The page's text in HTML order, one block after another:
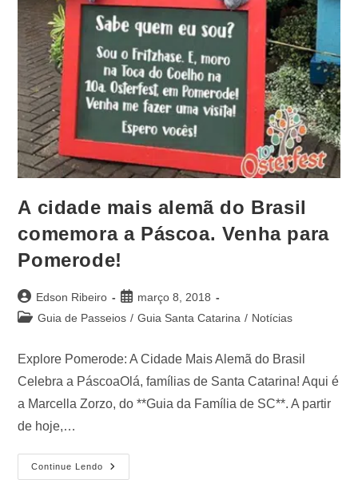
A cidade mais alemã do Brasil
comemora a Páscoa. Venha para
Pomerode!
Edson Ribeiro
março 8, 2018
Guia de Passeios / Guia Santa Catarina / Notícias
Explore Pomerode: A Cidade Mais Alemã do Brasil
Celebra a PáscoaOlá, famílias de Santa Catarina! Aqui é
a Marcella Zorzo, do **Guia da Família de SC**. A partir
de hoje,…
Continue Lendo